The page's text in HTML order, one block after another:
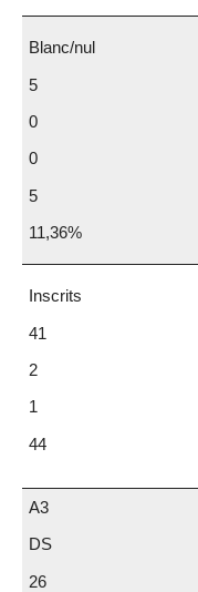
Blanc/nul
5
0
0
5
11,36%
Inscrits
41
2
1
44
A3
DS
26